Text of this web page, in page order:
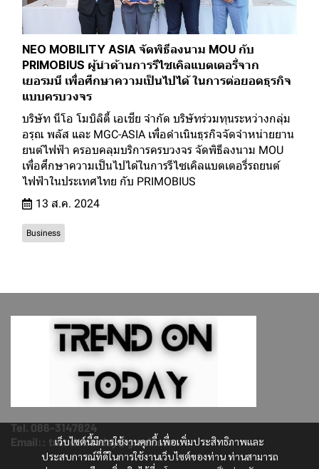
NEO MOBILITY ASIA จัดพิธีลงนาม MOU กับ
PRIMOBIUS ผู้นำด้านการรีไซเคิลแบตเตอรี่จาก
เยอรมนี เพื่อศึกษาความเป็นไปได้ ในการต่อยอดธุรกิจ
แบบครบวงจร
บริษัท นีโอ โมบิลิตี้ เอเชีย จำกัด บริษัทร่วมทุนระหว่างกลุ่ม
อรุณ พลัส และ MGC-ASIA เพื่อดำเนินธุรกิจจัดจำหน่ายยาน
ยนต์ไฟฟ้า ครอบคลุมบริการครบวงจร จัดพิธีลงนาม MOU
เพื่อศึกษาความเป็นไปได้ในการรีไซเคิลแบตเตอรี่รถยนต์
ไฟฟ้าในประเทศไทย กับ PRIMOBIUS
13 ส.ค. 2024
Business
เว็บไซต์นี้มีการใช้งานคุกกี้ เพื่อเพิ่มประสิทธิภาพและ
ประสบการณ์ที่ดีในการใช้งานเว็บไซต์ของท่าน ท่านสามารถ
Tel. 086-3147824
Email:: trendontoday@gmail.com